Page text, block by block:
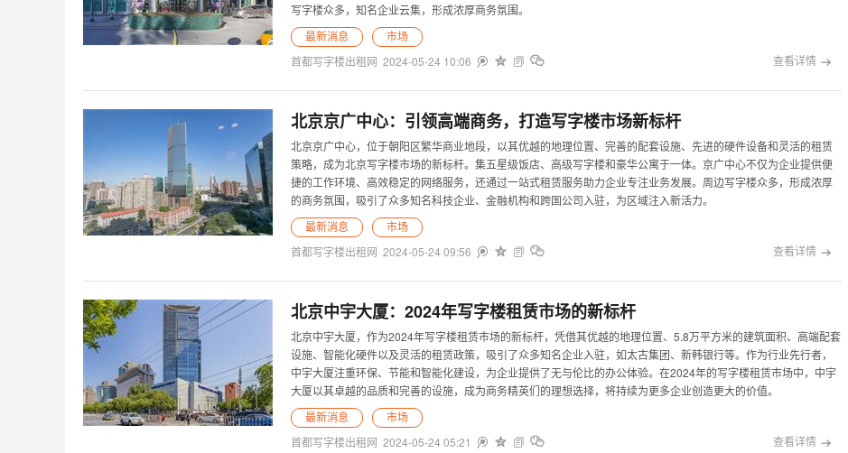
写字楼众多，知名企业云集，形成浓厚商务氛围。
最新消息 市场
首都写字楼出租网 2024-05-24 10:06     查看详情 
北京京广中心：引领高端商务，打造写字楼市场新标杆
北京京广中心，位于朝阳区繁华商业地段，以其优越的地理位置、完善的配套设施、先进的硬件设备和灵活的租赁
策略，成为北京写字楼市场的新标杆。集五星级饭店、高级写字楼和豪华公寓于一体。京广中心不仅为企业提供便
捷的工作环境、高效稳定的网络服务，还通过一站式租赁服务助力企业专注业务发展。周边写字楼众多，形成浓厚
的商务氛围，吸引了众多知名科技企业、金融机构和跨国公司入驻，为区域注入新活力。
最新消息 市场
首都写字楼出租网 2024-05-24 09:56     查看详情 
北京中宇大厦：2024年写字楼租赁市场的新标杆
北京中宇大厦，作为2024年写字楼租赁市场的新标杆，凭借其优越的地理位置、5.8万平方米的建筑面积、高端配套
设施、智能化硬件以及灵活的租赁政策，吸引了众多知名企业入驻，如太古集团、新韩银行等。作为行业先行者，
中宇大厦注重环保、节能和智能化建设，为企业提供了无与伦比的办公体验。在2024年的写字楼租赁市场中，中宇
大厦以其卓越的品质和完善的设施，成为商务精英们的理想选择，将持续为更多企业创造更大的价值。
最新消息 市场
首都写字楼出租网 2024-05-24 05:21     查看详情 